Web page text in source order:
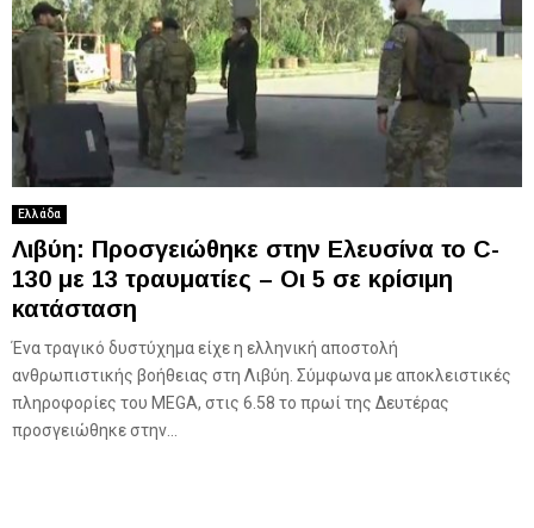
Ελλάδα
Λιβύη: Προσγειώθηκε στην Ελευσίνα το C-
130 με 13 τραυματίες – Οι 5 σε κρίσιμη
κατάσταση
Ένα τραγικό δυστύχημα είχε η ελληνική αποστολή
ανθρωπιστικής βοήθειας στη Λιβύη. Σύμφωνα με αποκλειστικές
πληροφορίες του MEGA, στις 6.58 το πρωί της Δευτέρας
προσγειώθηκε στην...